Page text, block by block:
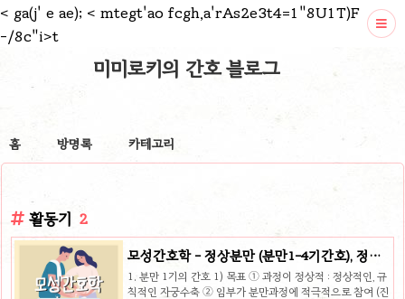
< ga(j' e ae); < mtegt'ao fcgh,a'rAs2e3t4=1"8U1T)F
-/8c"i>t
미미로키의 간호 블로그
홈 방명록 카테고리
활동기 2
모성간호학 - 정상분만 (분만1-4기간호), 정상
산욕(산욕기 간호)
1. 분만 1기의 간호 1) 목표 ① 과정이 정상적 : 정상적인, 규
칙적인 자궁수축 ② 임부가 분만과정에 적극적으로 참여 (진